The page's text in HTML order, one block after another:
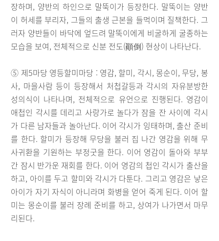
장하며, 양반의 하인으로 말뚝이가 등장한다. 말뚝이는 양반
이 허세를 부리자, 그들의 출생 근본을 들먹이며 질책한다. 그
러자 양반들이 바닥에 엎드려 말뚝이에게 비굴하게 굴종하는
모습을 보여, 전체적으로 신분 전도(顚倒) 현상이 나타난다.
⑤ 제5마당 영등할미마당 : 영감, 할미, 각시, 몽순이, 무당, 봉
사, 마을사람 등이 등장해서 처첩갈등과 각시의 자유분방한
성의식이 나타나며, 전체적으로 유언으로 진행된다. 영감이
애첩인 각시를 데리고 사랑가로 놀다가 잠을 잔 사이에 각시
가 다른 남자들과 놀아난다. 이어 각시가 잉태하며, 출산 준비
를 한다. 할미가 등장해 무당을 불러 집 나간 영감을 위해 무
사귀환을 기원하는 부정굿을 한다. 이어 영감이 돌아와 부부
간 잠시 반가운 재회를 한다. 이어 영감의 첩인 각시가 출산을
하고, 아이를 두고 할미와 각시가 다툰다. 그리고 영감은 낳은
아이가 자기 자식이 아니라며 화병을 얻어 죽게 된다. 이어 할
미는 몽순이를 불러 장례 준비를 하고, 상여가 나가면서 마무
리된다.